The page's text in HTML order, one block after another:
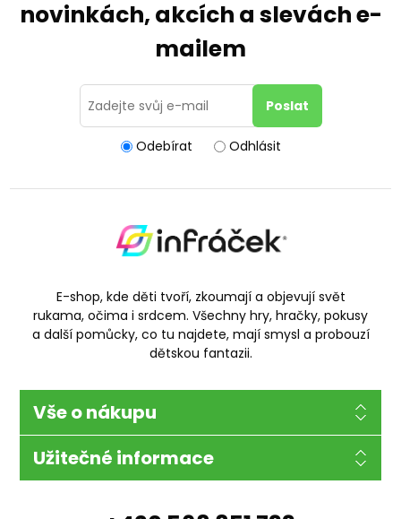
novinkách, akcích a slevách e-
mailem
Odebírat Odhlásit
E-shop, kde děti tvoří, zkoumají a objevují svět
rukama, očima i srdcem. Všechny hry, hračky, pokusy
a další pomůcky, co tu najdete, mají smysl a probouzí
dětskou fantazii.
Vše o nákupu
Užitečné informace